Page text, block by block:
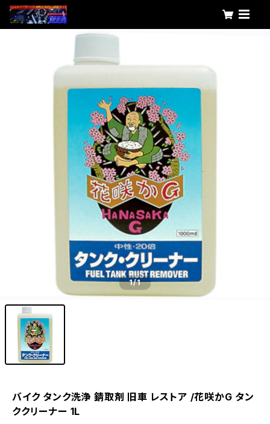
1/1
バイク タンク洗浄 錆取剤 旧車 レストア /花咲かG タン
ククリーナー 1L